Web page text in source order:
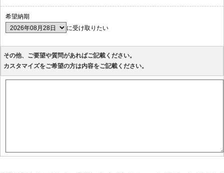
希望納期
に受け取りたい
その他、ご要望や質問があればご記載ください。
カスタマイズをご希望の方は内容をご記載ください。